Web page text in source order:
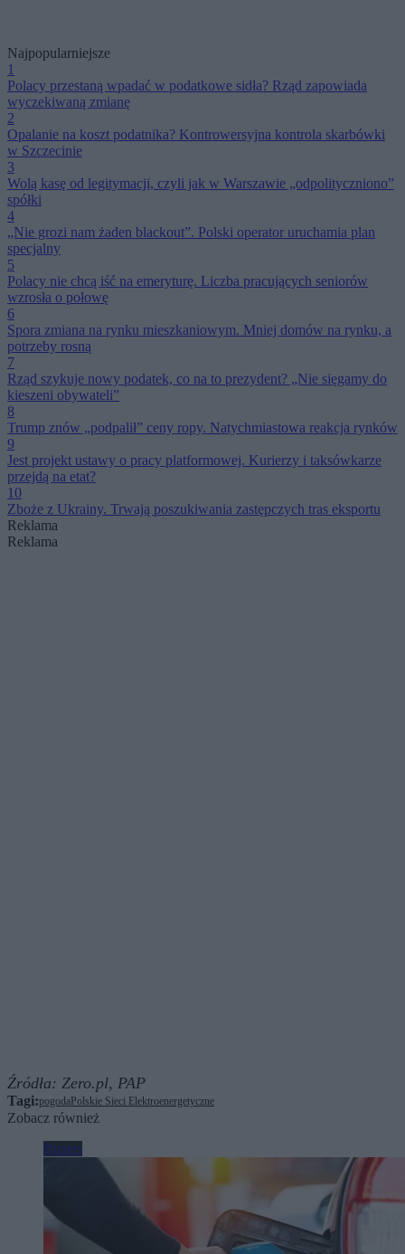
Najpopularniejsze
1
Polacy przestaną wpadać w podatkowe sidła? Rząd zapowiada
wyczekiwaną zmianę
2
Opalanie na koszt podatnika? Kontrowersyjna kontrola skarbówki
w Szczecinie
3
Wolą kasę od legitymacji, czyli jak w Warszawie „odpolityczniono”
spółki
4
„Nie grozi nam żaden blackout”. Polski operator uruchamia plan
specjalny
5
Polacy nie chcą iść na emeryturę. Liczba pracujących seniorów
wzrosła o połowę
6
Spora zmiana na rynku mieszkaniowym. Mniej domów na rynku, a
potrzeby rosną
7
Rząd szykuje nowy podatek, co na to prezydent? „Nie sięgamy do
kieszeni obywateli”
8
Trump znów „podpalił” ceny ropy. Natychmiastowa reakcja rynków
9
Jest projekt ustawy o pracy platformowej. Kurierzy i taksówkarze
przejdą na etat?
10
Zboże z Ukrainy. Trwają poszukiwania zastępczych tras eksportu
Reklama
Reklama
Źródła: Zero.pl, PAP
Tagi:pogodaPolskie Sieci Elektroenergetyczne
Zobacz również
Biznes